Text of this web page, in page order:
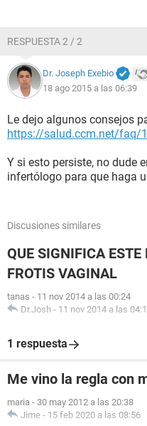
RESPUESTA 2 / 2
Dr. Joseph Exebio
18 ago 2015 a las 06:39
Le dejo algunos consejos
https://salud.ccm.net/faq/
Y si esto persiste, no dude
infertólogo para que haga
Discusiones similares
QUE SIGNIFICA ESTE
FROTIS VAGINAL
tanas - 11 nov 2014 a las 00:24
Dr.Josh - 11 nov 2014 a las
1 respuesta
Me vino la regla con
maria - 30 may 2012 a las 20:38
Jime - 15 feb 2020 a las 08:56